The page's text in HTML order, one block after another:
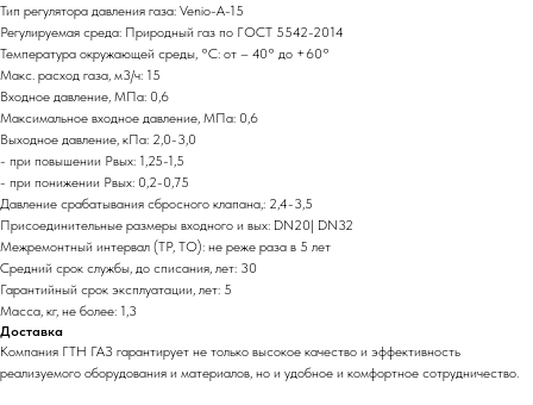
Тип регулятора давления газа: Venio-A-15
Регулируемая среда: Природный газ по ГОСТ 5542-2014
Температура окружающей среды, °C: от – 40° до +60°
Макс. расход газа, м3/ч: 15
Входное давление, МПа: 0,6
Максимальное входное давление, МПа: 0,6
Выходное давление, кПа: 2,0-3,0
- при повышении Рвых: 1,25-1,5
- при понижении Рвых: 0,2-0,75
Давление срабатывания сбросного клапана,: 2,4-3,5
Присоединительные размеры входного и вых: DN20| DN32
Межремонтный интервал (ТР, ТО): не реже раза в 5 лет
Средний срок службы, до списания, лет: 30
Гарантийный срок эксплуатации, лет: 5
Масса, кг, не более: 1,3
Доставка
Компания ГТН ГАЗ гарантирует не только высокое качество и эффективность
реализуемого оборудования и материалов, но и удобное и комфортное сотрудничество.